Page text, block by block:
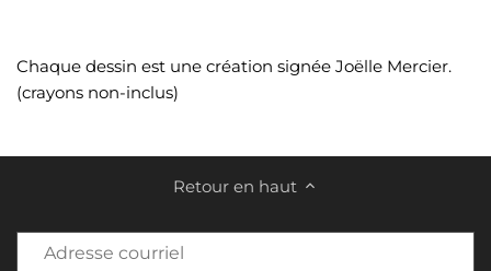
Chaque dessin est une création signée Joëlle Mercier.
(crayons non-inclus)
Retour en haut